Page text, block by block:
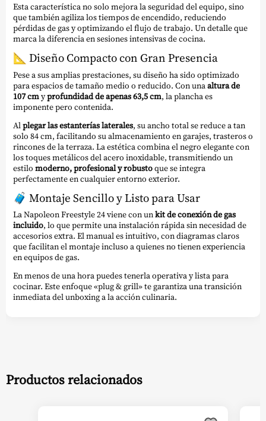
Esta característica no solo mejora la seguridad del equipo, sino
que también agiliza los tiempos de encendido, reduciendo
pérdidas de gas y optimizando el flujo de trabajo. Un detalle que
marca la diferencia en sesiones intensivas de cocina.
📐 Diseño Compacto con Gran Presencia
Pese a sus amplias prestaciones, su diseño ha sido optimizado
para espacios de tamaño medio o reducido. Con unaaltura de
107 cmyprofundidad de apenas 63,5 cm, la plancha es
imponente pero contenida.
Alplegar las estanterías laterales, su ancho total se reduce a tan
solo 84 cm, facilitando su almacenamiento en garajes, trasteros o
rincones de la terraza. La estética combina el negro elegante con
los toques metálicos del acero inoxidable, transmitiendo un
estilo moderno, profesional y robustoque se integra
perfectamente en cualquier entorno exterior.
🧳 Montaje Sencillo y Listo para Usar
La Napoleon Freestyle 24 viene con unkit de conexión de gas
incluido, lo que permite una instalación rápida sin necesidad de
accesorios extra. El manual es intuitivo, con diagramas claros
que facilitan el montaje incluso a quienes no tienen experiencia
en equipos de gas.
En menos de una hora puedes tenerla operativa y lista para
cocinar. Este enfoque «plug & grill» te garantiza una transición
inmediata del unboxing a la acción culinaria.
Productos relacionados